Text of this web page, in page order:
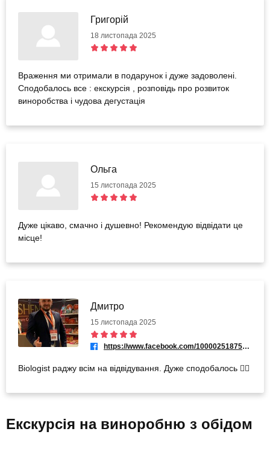
Григорій
18 листопада 2025
Враження ми отримали в подарунок і дуже задоволені.
Сподобалось все : екскурсія , розповідь про розвиток
виноробства і чудова дегустація
Ольга
15 листопада 2025
Дуже цікаво, смачно і душевно! Рекомендую відвідати це
місце!
Дмитро
15 листопада 2025
https://www.facebook.com/100002518755722
Biologist раджу всім на відвідування. Дуже сподобалось 👌🏼
Екскурсія на виноробню з обідом